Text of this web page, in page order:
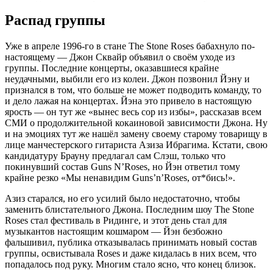
Распад группы
Уже в апреле 1996-го в стане The Stone Roses бабахнуло по-
настоящему — Джон Сквайр объявил о своём уходе из
группы. Последние концерты, оказавшиеся крайне
неудачными, выбили его из колеи. Джон позвонил Йэну и
признался в том, что больше не может подводить команду, то
и дело лажая на концертах. Йэна это привело в настоящую
ярость — он тут же «вынес весь сор из избы», рассказав всем
СМИ о продолжительной кокаиновой зависимости Джона. Ну
и на эмоциях тут же нашёл замену своему старому товарищу в
лице манчестерского гитариста Азиза Ибрагима. Кстати, свою
кандидатуру Брауну предлагал сам Слэш, только что
покинувший состав Guns N’Roses, но Йэн ответил тому
крайне резко «Мы ненавидим Guns’n’Roses, от*бись!».
Азиз старался, но его усилий было недостаточно, чтобы
заменить блистательного Джона. Последним шоу The Stone
Roses стал фестиваль в Ридинге, и этот день стал для
музыкантов настоящим кошмаром — Йэн безбожно
фальшивил, публика отказывалась принимать новый состав
группы, освистывала Roses и даже кидалась в них всем, что
попадалось под руку. Многим стало ясно, что конец близок.